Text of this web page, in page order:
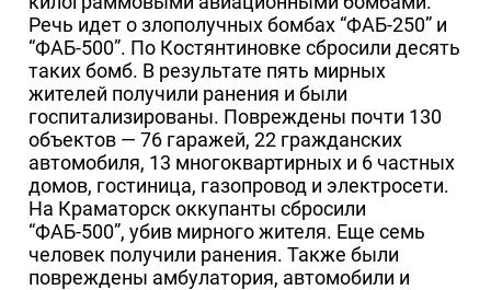
Речь идет о злополучных бомбах “ФАБ-250” и
“ФАБ-500”. По Костянтиновке сбросили десять
таких бомб. В результате пять мирных
жителей получили ранения и были
госпитализированы. Повреждены почти 130
объектов — 76 гаражей, 22 гражданских
автомобиля, 13 многоквартирных и 6 частных
домов, гостиница, газопровод и электросети.
На Краматорск оккупанты сбросили
“ФАБ-500”, убив мирного жителя. Еще семь
человек получили ранения. Также были
повреждены амбулатория, автомобили и